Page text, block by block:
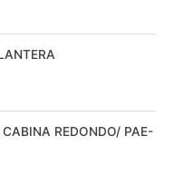
REDONDO/ PAE-